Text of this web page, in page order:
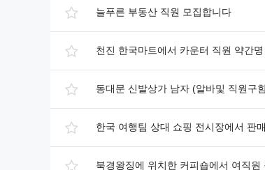
늘푸른 부동산 직원 모집합니다
천진 한국마트에서 카운터 직원 약간명
동대문 신발상가 남자 (알바및 직원구
한국 여행팀 상대 쇼핑 전시장에서 판
북경왕징에 위치한 커피숍에서 여직원